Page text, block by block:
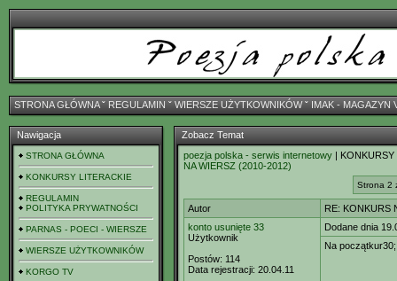
STRONA GŁÓWNAˇ REGULAMIN ˇ WIERSZE UŻYTKOWNIKÓWˇ IMAK - MAGAZYN
Nawigacja
STRONA GŁÓWNA
KONKURSY LITERACKIE
REGULAMIN
POLITYKA PRYWATNOŚCI
PARNAS - POECI - WIERSZE
WIERSZE UŻYTKOWNIKÓW
KORGO TV
Zobacz Temat
poezja polska - serwis internetowy |
NA WIERSZ (2010-2012)
Strona 2
Autor
RE: KONKURS
konto usunięte 33
Użytkownik
Postów: 114
Data rejestracji: 20.04.11
Dodane dnia
Na początkur30;